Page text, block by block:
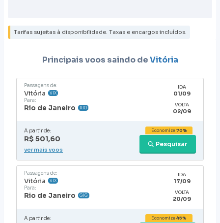
Tarifas sujeitas à disponibilidade. Taxas e encargos incluídos.
Principais voos saindo deVitória
Passagens de:
Vitória VIX
Para:
Rio de Janeiro RIO
IDA
01/09
VOLTA
02/09
A partir de:
R$ 501,60
Pesquisar
Economize70%
ver mais voos
Passagens de:
Vitória VIX
Para:
Rio de Janeiro GIG
IDA
17/09
VOLTA
20/09
A partir de: Economize45%